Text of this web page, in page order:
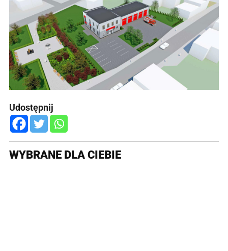
Udostępnij
WYBRANE DLA CIEBIE